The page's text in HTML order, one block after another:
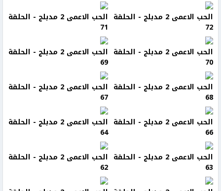
الحب الاعمى 2 مدبلج - الحلقة
72
الحب الاعمى 2 مدبلج - الحلقة
71
الحب الاعمى 2 مدبلج - الحلقة
70
الحب الاعمى 2 مدبلج - الحلقة
69
الحب الاعمى 2 مدبلج - الحلقة
68
الحب الاعمى 2 مدبلج - الحلقة
67
الحب الاعمى 2 مدبلج - الحلقة
66
الحب الاعمى 2 مدبلج - الحلقة
64
الحب الاعمى 2 مدبلج - الحلقة
63
الحب الاعمى 2 مدبلج - الحلقة
62